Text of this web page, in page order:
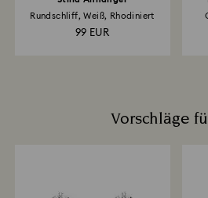
Rundschliff, Weiß, Rhodiniert
99 EUR
Vorschläge